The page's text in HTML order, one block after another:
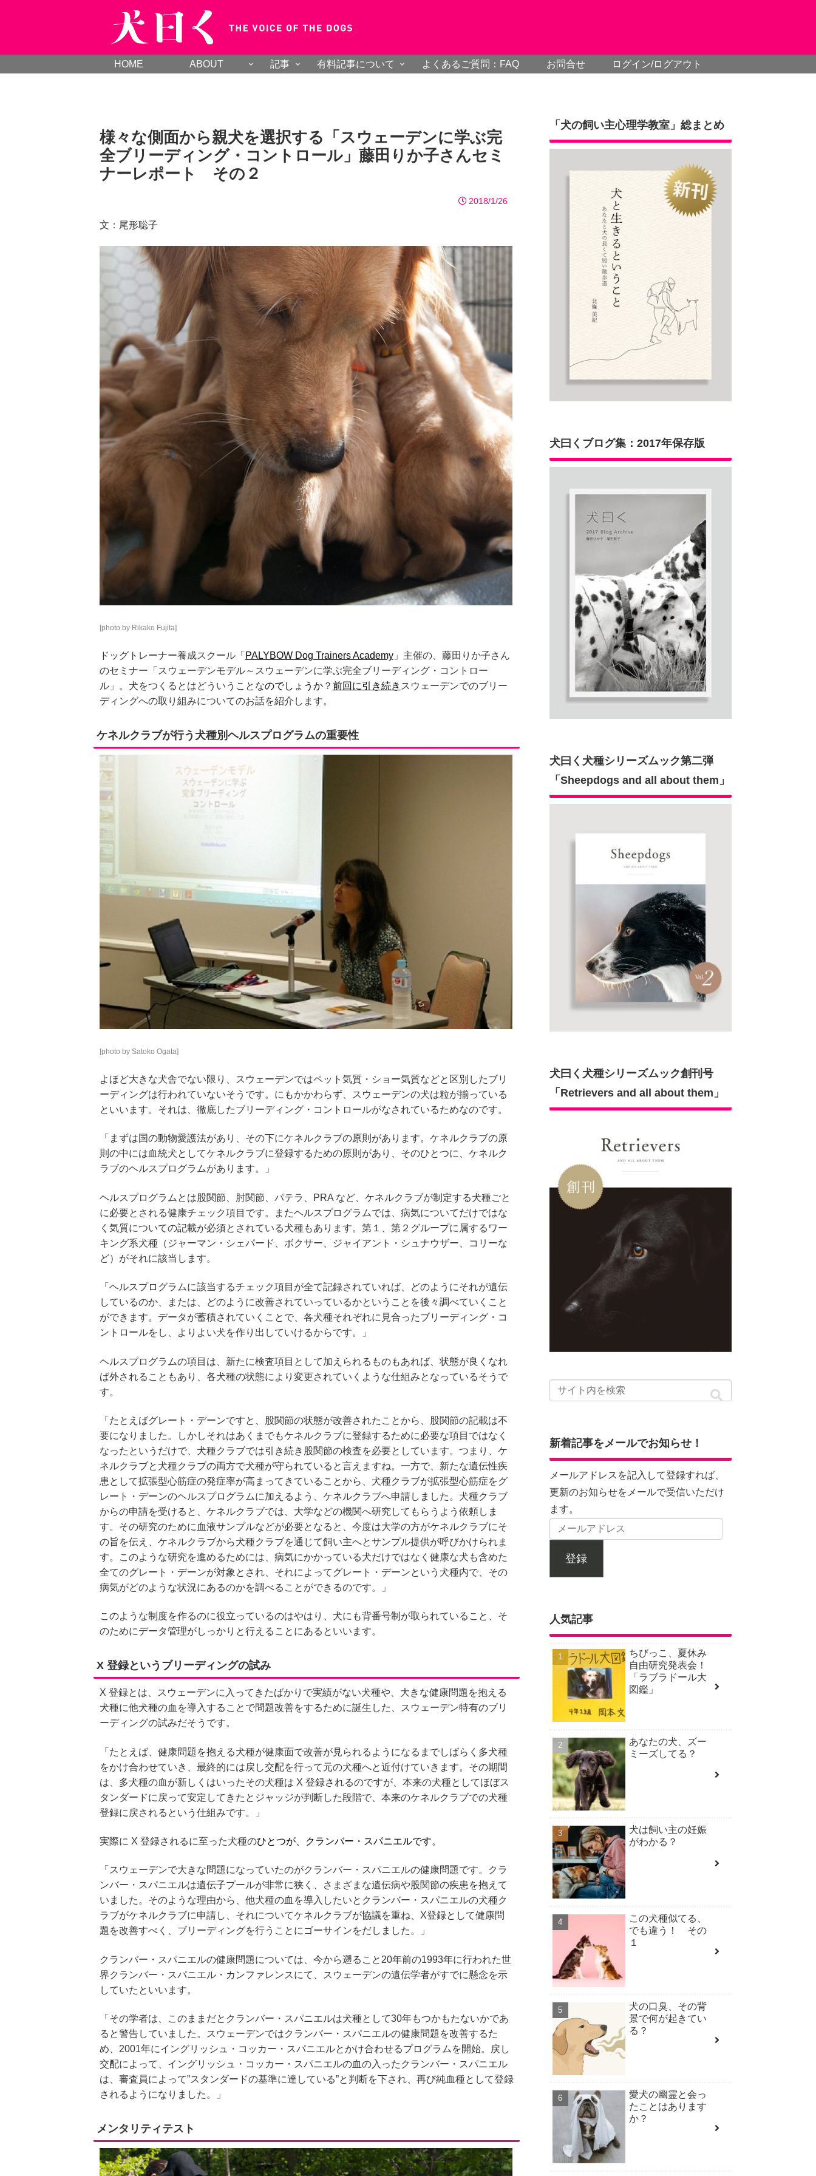
HOME ABOUT 記事 有料記事について よくあるご質問：FAQ お問合せ ログイン/ログアウト
様々な側面から親犬を選択する「スウェーデンに学ぶ完
全ブリーディング・コントロール」藤田りか子さんセミ
ナーレポート その２
2018/1/26
文：尾形聡子
[photo by Rikako Fujita]
ドッグトレーナー養成スクール「 PALYBOW Dog Trainers Academy」主催の、藤田りか子さん
のセミナー「スウェーデンモデル～スウェーデンに学ぶ完全ブリーディング・コントロー
ル」。犬をつくるとはどういうことなのでしょうか？ 前回に引き続き スウェーデンでのブリー
ディングへの取り組みについてのお話を紹介します。
ケネルクラブが行う犬種別ヘルスプログラムの重要性
[photo by Satoko Ogata]
よほど大きな犬舎でない限り、スウェーデンではペット気質・ショー気質などと区別したブリ
ーディングは行われていないそうです。にもかかわらず、スウェーデンの犬は粒が揃っている
といいます。それは、徹底したブリーディング・コントロールがなされているためなのです。
「まずは国の動物愛護法があり、その下にケネルクラブの原則があります。ケネルクラブの原
則の中には血統犬としてケネルクラブに登録するための原則があり、そのひとつに、ケネルク
ラブのヘルスプログラムがあります。」
ヘルスプログラムとは股関節、肘関節、パテラ、PRA など、ケネルクラブが制定する犬種ごと
に必要とされる健康チェック項目です。またヘルスプログラムでは、病気についてだけではな
く気質についての記載が必須とされている犬種もあります。第１、第２グループに属するワー
キング系犬種（ジャーマン・シェパード、ボクサー、ジャイアント・シュナウザー、コリーな
ど）がそれに該当します。
「ヘルスプログラムに該当するチェック項目が全て記録されていれば、どのようにそれが遺伝
しているのか、または、どのように改善されていっているかということを後々調べていくこと
ができます。データが蓄積されていくことで、各犬種それぞれに見合ったブリーディング・コ
ントロールをし、よりよい犬を作り出していけるからです。」
ヘルスプログラムの項目は、新たに検査項目として加えられるものもあれば、状態が良くなれ
ば外されることもあり、各犬種の状態により変更されていくような仕組みとなっているそうで
す。
「たとえばグレート・デーンですと、股関節の状態が改善されたことから、股関節の記載は不
要になりました。しかしそれはあくまでもケネルクラブに登録するために必要な項目ではなく
なったというだけで、犬種クラブでは引き続き股関節の検査を必要としています。つまり、ケ
ネルクラブと犬種クラブの両方で犬種が守られていると言えますね。一方で、新たな遺伝性疾
患として拡張型心筋症の発症率が高まってきていることから、犬種クラブが拡張型心筋症をグ
レート・デーンのヘルスプログラムに加えるよう、ケネルクラブへ申請しました。犬種クラブ
からの申請を受けると、ケネルクラブでは、大学などの機関へ研究してもらうよう依頼しま
す。その研究のために血液サンプルなどが必要となると、今度は大学の方がケネルクラブにそ
の旨を伝え、ケネルクラブから犬種クラブを通じて飼い主へとサンプル提供が呼びかけられま
す。このような研究を進めるためには、病気にかかっている犬だけではなく健康な犬も含めた
全てのグレート・デーンが対象とされ、それによってグレート・デーンという犬種内で、その
病気がどのような状況にあるのかを調べることができるのです。」
このような制度を作るのに役立っているのはやはり、犬にも背番号制が取られていること、そ
のためにデータ管理がしっかりと行えることにあるといいます。
X 登録というブリーディングの試み
X 登録とは、スウェーデンに入ってきたばかりで実績がない犬種や、大きな健康問題を抱える
犬種に他犬種の血を導入することで問題改善をするために誕生した、スウェーデン特有のブリ
ーディングの試みだそうです。
「たとえば、健康問題を抱える犬種が健康面で改善が見られるようになるまでしばらく多犬種
をかけ合わせていき、最終的には戻し交配を行って元の犬種へと近付けていきます。その期間
は、多犬種の血が新しくはいったその犬種は X 登録されるのですが、本来の犬種としてほぼス
タンダードに戻って安定してきたとジャッジが判断した段階で、本来のケネルクラブでの犬種
登録に戻されるという仕組みです。」
実際に X 登録されるに至った犬種のひとつが、クランバー・スパニエルです。
「スウェーデンで大きな問題になっていたのがクランバー・スパニエルの健康問題です。クラ
ンバー・スパニエルは遺伝子プールが非常に狭く、さまざまな遺伝病や股関節の疾患を抱えて
いました。そのような理由から、他犬種の血を導入したいとクランバー・スパニエルの犬種ク
ラブがケネルクラブに申請し、それについてケネルクラブが協議を重ね、X登録として健康問
題を改善すべく、ブリーディングを行うことにゴーサインをだしました。」
クランバー・スパニエルの健康問題については、今から遡ること20年前の1993年に行われた世
界クランバー・スパニエル・カンファレンスにて、スウェーデンの遺伝学者がすでに懸念を示
していたといいます。
「その学者は、このままだとクランバー・スパニエルは犬種として30年もつかもたないかであ
ると警告していました。スウェーデンではクランバー・スパニエルの健康問題を改善するた
め、2001年にイングリッシュ・コッカー・スパニエルとかけ合わせるプログラムを開始。戻し
交配によって、イングリッシュ・コッカー・スパニエルの血の入ったクランバー・スパニエル
は、審査員によって”スタンダードの基準に達している”と判断を下され、再び純血種として登録
されるようになりました。」
メンタリティテスト
「犬の飼い主心理学教室」総まとめ
犬曰くブログ集：2017年保存版
犬曰く犬種シリーズムック第二弾
「Sheepdogs and all about them」
犬曰く犬種シリーズムック創刊号
「Retrievers and all about them」
新着記事をメールでお知らせ！
メールアドレスを記入して登録すれば、
更新のお知らせをメールで受信いただけ
ます。
登録
人気記事
ちびっこ、夏休み
自由研究発表会！
「ラブラドール大
図鑑」
あなたの犬、ズー
ミーズしてる？
犬は飼い主の妊娠
がわかる？
この犬種似てる、
でも違う！ その
１
犬の口臭、その背
景で何が起きてい
る？
愛犬の幽霊と会っ
たことはあります
か？